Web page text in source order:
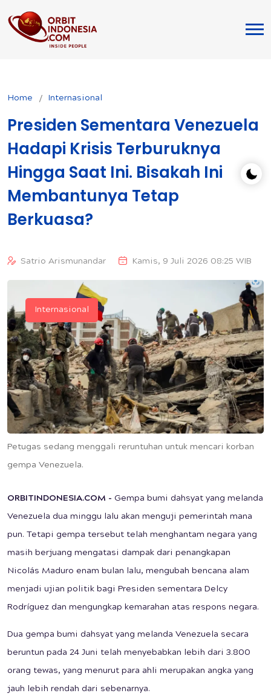
Home Internasional
Presiden Sementara Venezuela
Hadapi Krisis Terburuknya
Hingga Saat Ini. Bisakah Ini
Membantunya Tetap
Berkuasa?
Satrio Arismunandar Kamis, 9 Juli 2026 08:25 WIB
Petugas sedang menggali reruntuhan untuk mencari korban
gempa Venezuela.
Internasional
ORBITINDONESIA.COM - Gempa bumi dahsyat yang melanda
Venezuela dua minggu lalu akan menguji pemerintah mana
pun. Tetapi gempa tersebut telah menghantam negara yang
masih berjuang mengatasi dampak dari penangkapan
Nicolás Maduro enam bulan lalu, mengubah bencana alam
menjadi ujian politik bagi Presiden sementara Delcy
Rodríguez dan mengungkap kemarahan atas respons negara.
Dua gempa bumi dahsyat yang melanda Venezuela secara
beruntun pada 24 Juni telah menyebabkan lebih dari 3.800
orang tewas, yang menurut para ahli merupakan angka yang
jauh lebih rendah dari sebenarnya.